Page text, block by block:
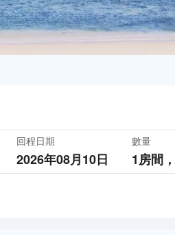
回程日期
2026年08月10日
數量
1房間，